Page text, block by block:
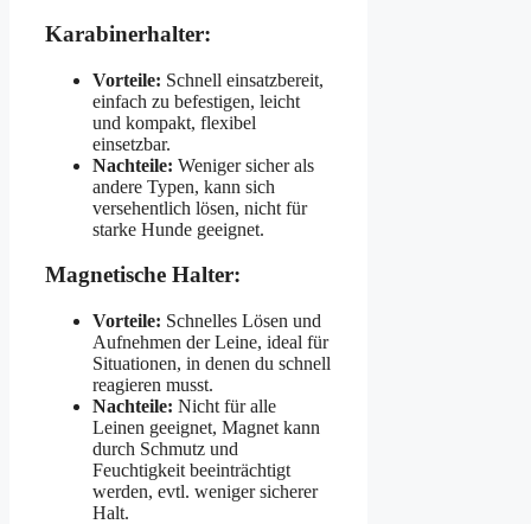
Karabinerhalter:
Vorteile: Schnell einsatzbereit,
einfach zu befestigen, leicht
und kompakt, flexibel
einsetzbar.
Nachteile: Weniger sicher als
andere Typen, kann sich
versehentlich lösen, nicht für
starke Hunde geeignet.
Magnetische Halter:
Vorteile: Schnelles Lösen und
Aufnehmen der Leine, ideal für
Situationen, in denen du schnell
reagieren musst.
Nachteile: Nicht für alle
Leinen geeignet, Magnet kann
durch Schmutz und
Feuchtigkeit beeinträchtigt
werden, evtl. weniger sicherer
Halt.